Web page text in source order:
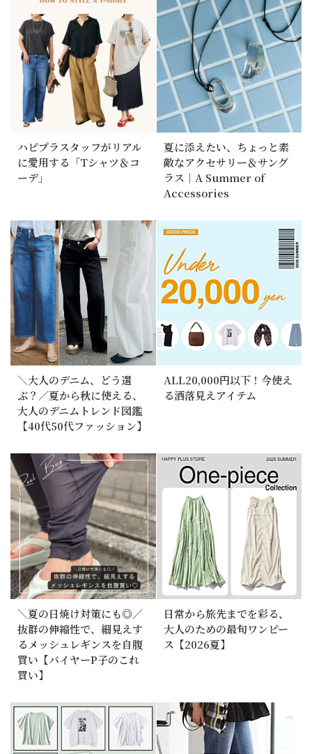
ハピプラスタッフがリアル
に愛用する「Tシャツ＆コ
ーデ」
夏に添えたい、ちょっと素
敵なアクセサリー＆サング
ラス｜A Summer of
Accessories
＼大人のデニム、どう選
ぶ？／夏から秋に使える、
大人のデニムトレンド図鑑
【40代50代ファッション】
ALL20,000円以下！今使え
る洒落見えアイテム
＼夏の日焼け対策にも◎／
抜群の伸縮性で、細見えす
るメッシュレギンスを自腹
買い【バイヤーP子のこれ
買い】
日常から旅先までを彩る、
大人のための最旬ワンピー
ス【2026夏】